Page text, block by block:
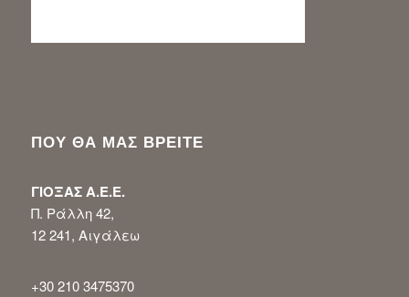
ΠΟΥ ΘΑ ΜΑΣ ΒΡΕΙΤΕ
ΓΙΟΞΑΣ Α.Ε.Ε.
Π. Ράλλη 42,
12 241, Αιγάλεω
+30 210 3475370